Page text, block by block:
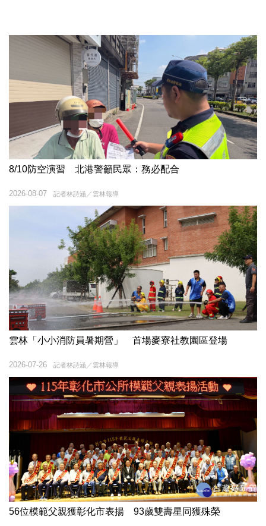
8/10防空演習 北港警籲民眾：務必配合
記者林詩涵／雲林報導
2026-08-07
雲林「小小消防員暑期營」 首場麥寮社教園區登場
記者林詩涵／雲林報導
2026-07-26
56位模範父親獲彰化市表揚 93歲雙壽星同獲殊榮